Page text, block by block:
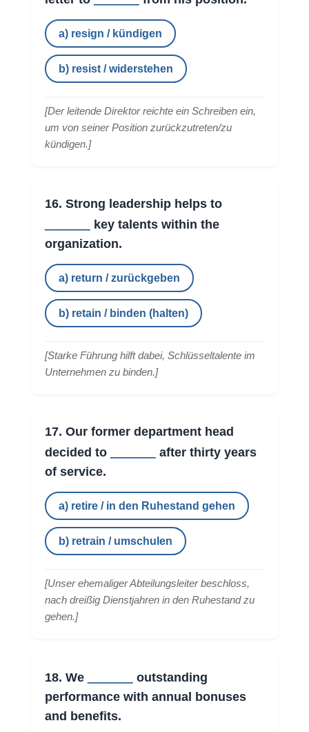
a) resign / kündigen
b) resist / widerstehen
[Der leitende Direktor reichte ein Schreiben ein,
um von seiner Position zurückzutreten/zu
kündigen.]
16. Strong leadership helps to
key talents within the
organization.
a) return / zurückgeben
b) retain / binden (halten)
[Starke Führung hilft dabei, Schlüsseltalente im
Unternehmen zu binden.]
17. Our former department head
decided to
after thirty years
of service.
a) retire / in den Ruhestand gehen
b) retrain / umschulen
[Unser ehemaliger Abteilungsleiter beschloss,
nach dreißig Dienstjahren in den Ruhestand zu
gehen.]
18. We
outstanding
performance with annual bonuses
and benefits.